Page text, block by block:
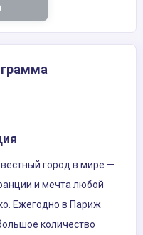
город в мире —
и мечта любой
Ежегодно в Париж
количество